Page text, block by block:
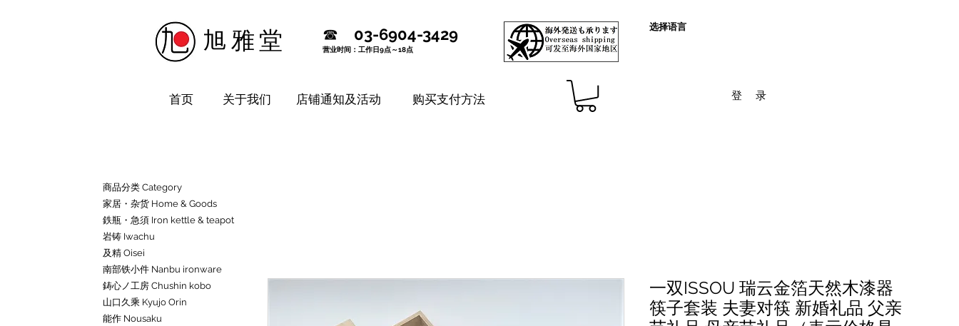
​旭雅堂 ☎ 03-6904-3429
营业时间：工作日9点～18点
首页 关于我们 店铺通知及活动 购买支付方法
选择语言
登 录
一双ISSOU 瑞云金箔天然木漆器
筷子套装 夫妻对筷 新婚礼品 父亲
商品分类 Category
家居・杂货 Home & Goods
鉄瓶・急須 Iron kettle & teapot
岩铸 Iwachu
及精 Oisei
南部铁小件 Nanbu ironware
鋳心ノ工房 Chushin kobo
山口久乘 Kyujo Orin
能作 Nousaku